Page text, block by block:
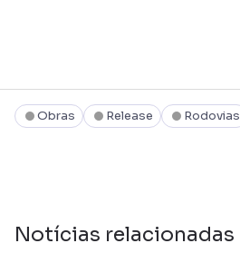
Obras Release Rodovias
Notícias relacionadas